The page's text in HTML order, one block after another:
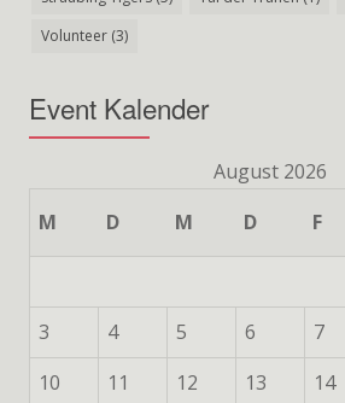
Volunteer (3)
Event Kalender
August 2026
M
D M D F
3
4 5 6 7
10
11 12 13 14